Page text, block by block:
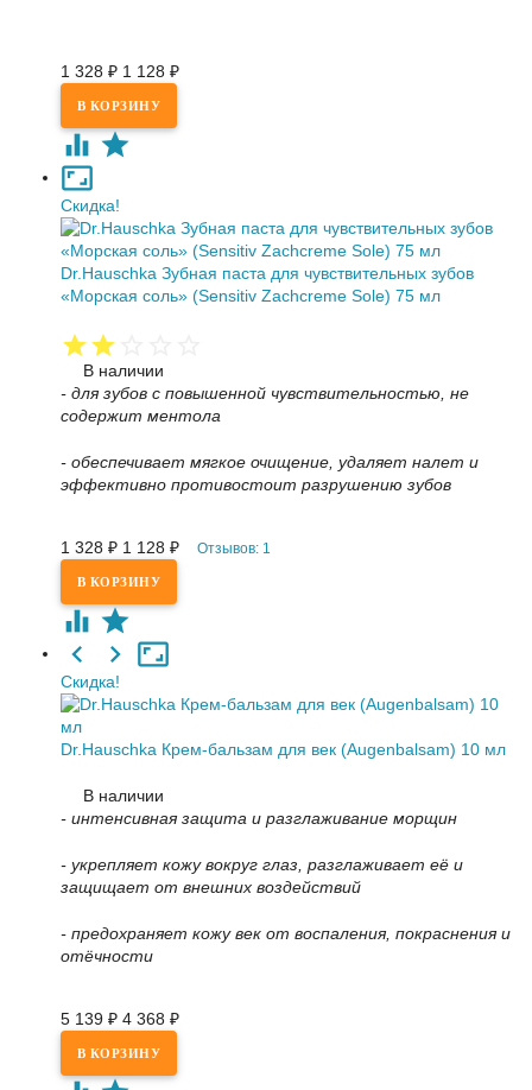
1 328 ₽ 1 128 ₽
Скидка!
Dr.Hauschka Зубная паста для чувствительных зубов
«Морская соль» (Sensitiv Zachcreme Sole) 75 мл
В наличии
- для зубов с повышенной чувствительностью, не
содержит ментола
- обеспечивает мягкое очищение, удаляет налет и
эффективно противостоит разрушению зубов
1 328 ₽ 1 128 ₽ Отзывов: 1
Скидка!
Dr.Hauschka Крем-бальзам для век (Augenbalsam) 10 мл
В наличии
- интенсивная защита и разглаживание морщин
- укрепляет кожу вокруг глаз, разглаживает её и
защищает от внешних воздействий
- предохраняет кожу век от воспаления, покраснения и
отёчности
5 139 ₽ 4 368 ₽